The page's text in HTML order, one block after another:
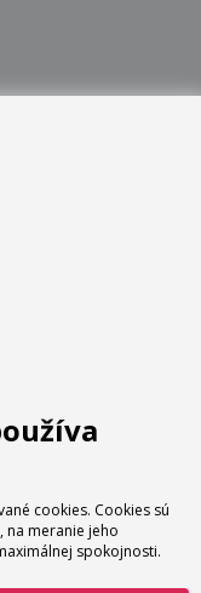
cookies. Cookies sú
na meranie jeho
spokojnosti.